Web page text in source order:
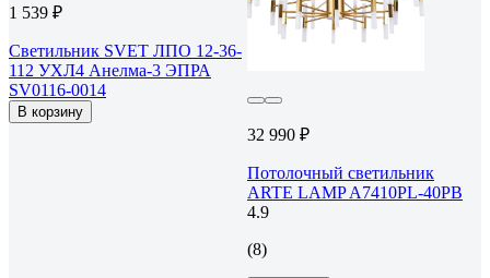
1 539 ₽
Светильник SVET ЛПО 12-36-
112 УХЛ4 Анелма-3 ЭПРА
SV0116-0014
В корзину
32 990 ₽
Потолочный светильник
ARTE LAMP A7410PL-40PB
4.9
(8)